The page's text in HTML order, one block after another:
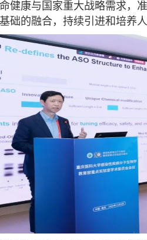
健康与国家重大战略需求，
础的融合，持续引进和培养